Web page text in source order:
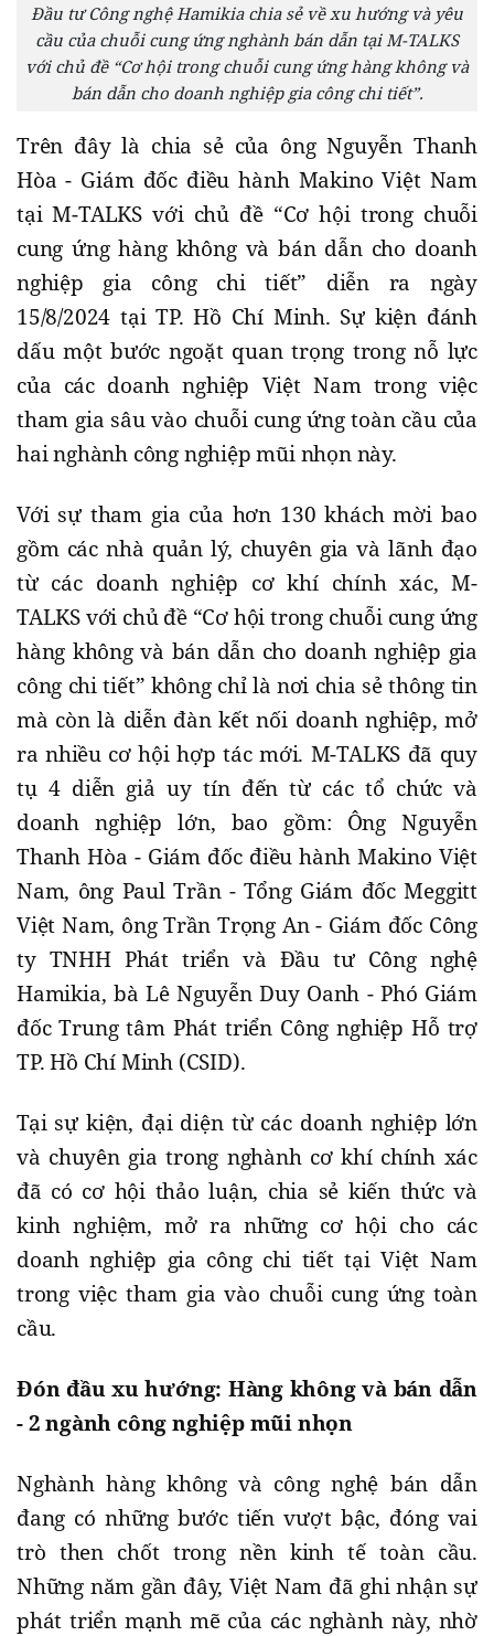
Đầu tư Công nghệ Hamikia chia sẻ về xu hướng và yêu
cầu của chuỗi cung ứng nghành bán dẫn tại M-TALKS
với chủ đề “Cơ hội trong chuỗi cung ứng hàng không và
bán dẫn cho doanh nghiệp gia công chi tiết”.
Trên đây là chia sẻ của ông Nguyễn Thanh
Hòa - Giám đốc điều hành Makino Việt Nam
tại M-TALKS với chủ đề “Cơ hội trong chuỗi
cung ứng hàng không và bán dẫn cho doanh
nghiệp gia công chi tiết” diễn ra ngày
15/8/2024 tại TP. Hồ Chí Minh. Sự kiện đánh
dấu một bước ngoặt quan trọng trong nỗ lực
của các doanh nghiệp Việt Nam trong việc
tham gia sâu vào chuỗi cung ứng toàn cầu của
hai nghành công nghiệp mũi nhọn này.
Với sự tham gia của hơn 130 khách mời bao
gồm các nhà quản lý, chuyên gia và lãnh đạo
từ các doanh nghiệp cơ khí chính xác, M-
TALKS với chủ đề “Cơ hội trong chuỗi cung ứng
hàng không và bán dẫn cho doanh nghiệp gia
công chi tiết” không chỉ là nơi chia sẻ thông tin
mà còn là diễn đàn kết nối doanh nghiệp, mở
ra nhiều cơ hội hợp tác mới. M-TALKS đã quy
tụ 4 diễn giả uy tín đến từ các tổ chức và
doanh nghiệp lớn, bao gồm: Ông Nguyễn
Thanh Hòa - Giám đốc điều hành Makino Việt
Nam, ông Paul Trần - Tổng Giám đốc Meggitt
Việt Nam, ông Trần Trọng An - Giám đốc Công
ty TNHH Phát triển và Đầu tư Công nghệ
Hamikia, bà Lê Nguyễn Duy Oanh - Phó Giám
đốc Trung tâm Phát triển Công nghiệp Hỗ trợ
TP. Hồ Chí Minh (CSID).
Tại sự kiện, đại diện từ các doanh nghiệp lớn
và chuyên gia trong nghành cơ khí chính xác
đã có cơ hội thảo luận, chia sẻ kiến thức và
kinh nghiệm, mở ra những cơ hội cho các
doanh nghiệp gia công chi tiết tại Việt Nam
trong việc tham gia vào chuỗi cung ứng toàn
cầu.
Đón đầu xu hướng: Hàng không và bán dẫn
- 2 ngành công nghiệp mũi nhọn
Nghành hàng không và công nghệ bán dẫn
đang có những bước tiến vượt bậc, đóng vai
trò then chốt trong nền kinh tế toàn cầu.
Những năm gần đây, Việt Nam đã ghi nhận sự
phát triển mạnh mẽ của các nghành này, nhờ